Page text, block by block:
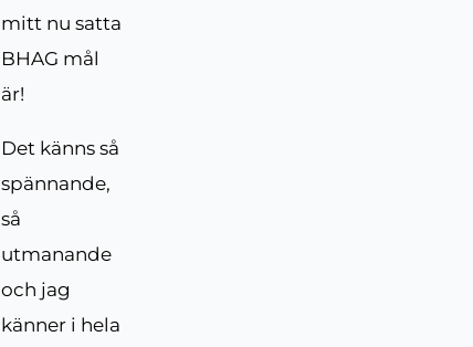
mitt nu satta
BHAG mål
är!
Det känns så
spännande,
så
utmanande
och jag
känner i hela